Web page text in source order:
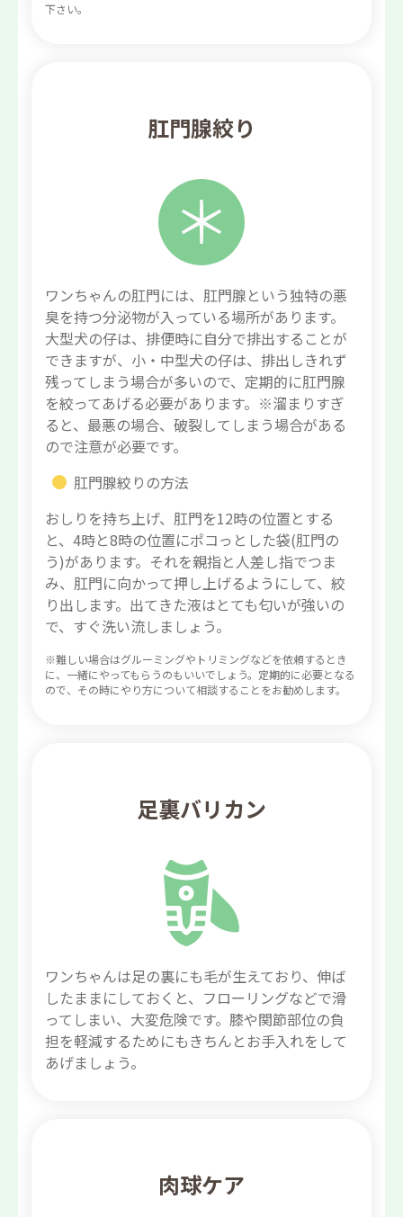
下さい。
肛門腺絞り
ワンちゃんの肛門には、肛門腺という独特の悪
臭を持つ分泌物が入っている場所があります。
大型犬の仔は、排便時に自分で排出することが
できますが、小・中型犬の仔は、排出しきれず
残ってしまう場合が多いので、定期的に肛門腺
を絞ってあげる必要があります。※溜まりすぎ
ると、最悪の場合、破裂してしまう場合がある
ので注意が必要です。
肛門腺絞りの方法
おしりを持ち上げ、肛門を12時の位置とする
と、4時と8時の位置にポコっとした袋(肛門の
う)があります。それを親指と人差し指でつま
み、肛門に向かって押し上げるようにして、絞
り出します。出てきた液はとても匂いが強いの
で、すぐ洗い流しましょう。
※難しい場合はグルーミングやトリミングなどを依頼するとき
に、一緒にやってもらうのもいいでしょう。定期的に必要となる
ので、その時にやり方について相談することをお勧めします。
足裏バリカン
ワンちゃんは足の裏にも毛が生えており、伸ば
したままにしておくと、フローリングなどで滑
ってしまい、大変危険です。膝や関節部位の負
担を軽減するためにもきちんとお手入れをして
あげましょう。
肉球ケア